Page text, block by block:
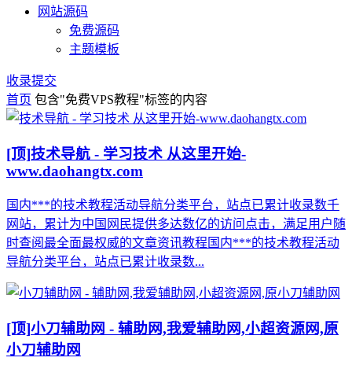
网站源码
免费源码
主题模板
收录提交
首页 包含"免费VPS教程"标签的内容
[顶]技术导航 - 学习技术 从这里开始-
www.daohangtx.com
国内***的技术教程活动导航分类平台，站点已累计收录数千
网站，累计为中国网民提供多达数亿的访问点击，满足用户随
时查阅最全面最权威的文章资讯教程国内***的技术教程活动
导航分类平台，站点已累计收录数...
[顶]小刀辅助网 - 辅助网,我爱辅助网,小超资源网,原
小刀辅助网